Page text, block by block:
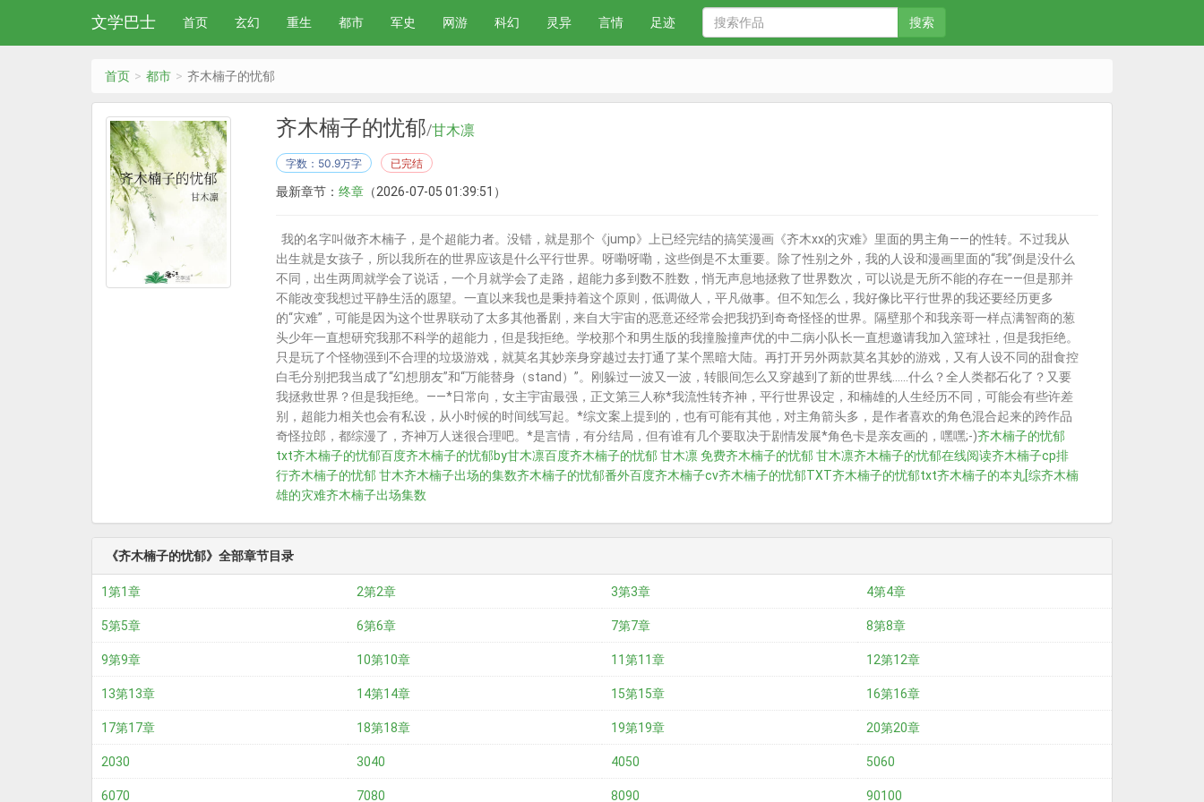
文学巴士 首页 玄幻 重生 都市 军史 网游 科幻 灵异 言情 足迹 搜索
首页 都市 齐木楠子的忧郁
齐木楠子的忧郁/甘木凛
字数：50.9万字 已完结
最新章节： 终章（2026-07-05 01:39:51）
我的名字叫做齐木楠子，是个超能力者。没错，就是那个《jump》上已经完结的搞笑漫画《齐木xx的灾难》里面的男主角——的性转。不过我从
出生就是女孩子，所以我所在的世界应该是什么平行世界。呀嘞呀嘞，这些倒是不太重要。除了性别之外，我的人设和漫画里面的“我”倒是没什么
不同，出生两周就学会了说话，一个月就学会了走路，超能力多到数不胜数，悄无声息地拯救了世界数次，可以说是无所不能的存在——但是那并
不能改变我想过平静生活的愿望。一直以来我也是秉持着这个原则，低调做人，平凡做事。但不知怎么，我好像比平行世界的我还要经历更多
的“灾难”，可能是因为这个世界联动了太多其他番剧，来自大宇宙的恶意还经常会把我扔到奇奇怪怪的世界。隔壁那个和我亲哥一样点满智商的葱
头少年一直想研究我那不科学的超能力，但是我拒绝。学校那个和男生版的我撞脸撞声优的中二病小队长一直想邀请我加入篮球社，但是我拒绝。
只是玩了个怪物强到不合理的垃圾游戏，就莫名其妙亲身穿越过去打通了某个黑暗大陆。再打开另外两款莫名其妙的游戏，又有人设不同的甜食控
白毛分别把我当成了“幻想朋友”和“万能替身（stand）”。刚躲过一波又一波，转眼间怎么又穿越到了新的世界线……什么？全人类都石化了？又要
我拯救世界？但是我拒绝。——*日常向，女主宇宙最强，正文第三人称*我流性转齐神，平行世界设定，和楠雄的人生经历不同，可能会有些许差
别，超能力相关也会有私设，从小时候的时间线写起。*综文案上提到的，也有可能有其他，对主角箭头多，是作者喜欢的角色混合起来的跨作品
奇怪拉郎，都综漫了，齐神万人迷很合理吧。*是言情，有分结局，但有谁有几个要取决于剧情发展*角色卡是亲友画的，嘿嘿;-)齐木楠子的忧郁
txt齐木楠子的忧郁百度齐木楠子的忧郁by甘木凛百度齐木楠子的忧郁 甘木凛 免费齐木楠子的忧郁 甘木凛齐木楠子的忧郁在线阅读齐木楠子cp排
行齐木楠子的忧郁 甘木齐木楠子出场的集数齐木楠子的忧郁番外百度齐木楠子cv齐木楠子的忧郁TXT齐木楠子的忧郁txt齐木楠子的本丸[综齐木楠
雄的灾难齐木楠子出场集数
《齐木楠子的忧郁》全部章节目录
1第1章 2第2章 3第3章 4第4章
5第5章 6第6章 7第7章 8第8章
9第9章 10第10章 11第11章 12第12章
13第13章 14第14章 15第15章 16第16章
17第17章 18第18章 19第19章 20第20章
2030 3040 4050 5060
6070 7080 8090 90100